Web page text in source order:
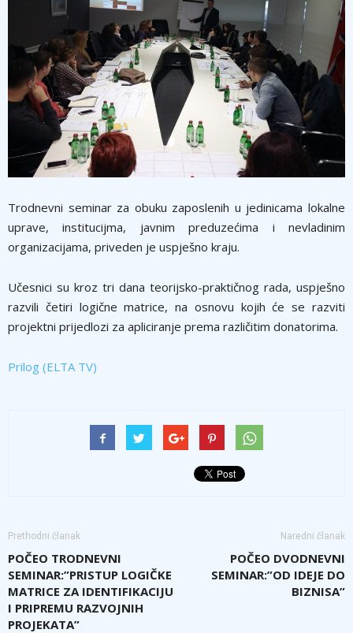
Trodnevni seminar za obuku zaposlenih u jedinicama lokalne
uprave, institucijma, javnim preduzećima i nevladinim
organizacijama, priveden je uspješno kraju.
Učesnici su kroz tri dana teorijsko-praktičnog rada, uspješno
razvili četiri logične matrice, na osnovu kojih će se razviti
projektni prijedlozi za apliciranje prema različitim donatorima.
Prilog (ELTA TV)
Prethodni članak
POČEO TRODNEVNI
SEMINAR:”PRISTUP LOGIČKE
MATRICE ZA IDENTIFIKACIJU
I PRIPREMU RAZVOJNIH
PROJEKATA”
Naredni članak
POČEO DVODNEVNI
SEMINAR:”OD IDEJE DO
BIZNISA”